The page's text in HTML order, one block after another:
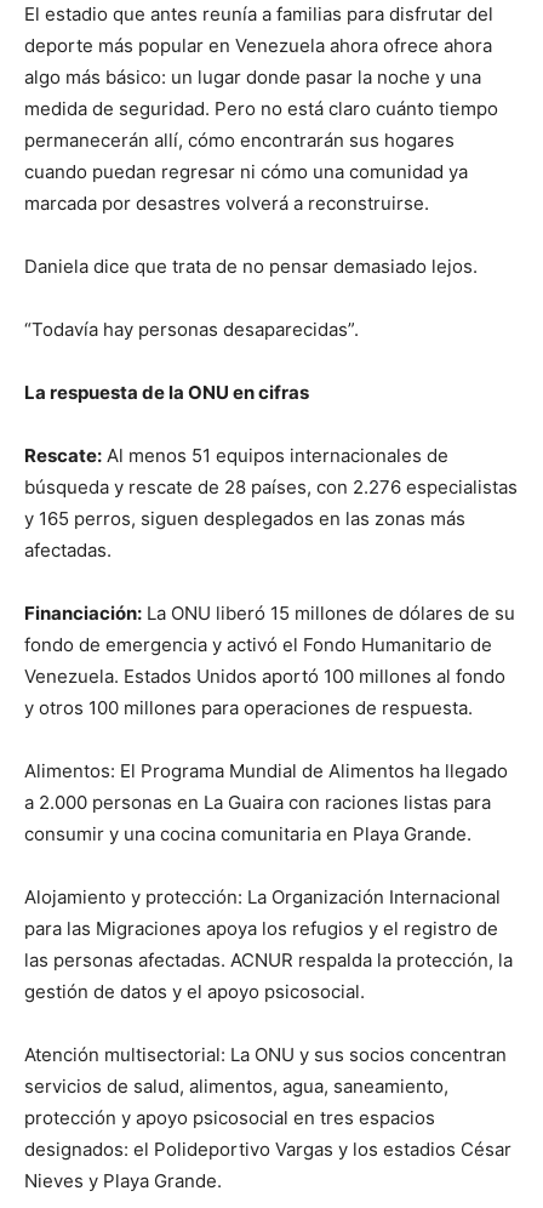
El estadio que antes reunía a familias para disfrutar del
deporte más popular en Venezuela ahora ofrece ahora
algo más básico: un lugar donde pasar la noche y una
medida de seguridad. Pero no está claro cuánto tiempo
permanecerán allí, cómo encontrarán sus hogares
cuando puedan regresar ni cómo una comunidad ya
marcada por desastres volverá a reconstruirse.
Daniela dice que trata de no pensar demasiado lejos.
“Todavía hay personas desaparecidas”.
La respuesta de la ONU en cifras
Rescate: Al menos 51 equipos internacionales de
búsqueda y rescate de 28 países, con 2.276 especialistas
y 165 perros, siguen desplegados en las zonas más
afectadas.
Financiación: La ONU liberó 15 millones de dólares de su
fondo de emergencia y activó el Fondo Humanitario de
Venezuela. Estados Unidos aportó 100 millones al fondo
y otros 100 millones para operaciones de respuesta.
Alimentos: El Programa Mundial de Alimentos ha llegado
a 2.000 personas en La Guaira con raciones listas para
consumir y una cocina comunitaria en Playa Grande.
Alojamiento y protección: La Organización Internacional
para las Migraciones apoya los refugios y el registro de
las personas afectadas. ACNUR respalda la protección, la
gestión de datos y el apoyo psicosocial.
Atención multisectorial: La ONU y sus socios concentran
servicios de salud, alimentos, agua, saneamiento,
protección y apoyo psicosocial en tres espacios
designados: el Polideportivo Vargas y los estadios César
Nieves y Playa Grande.